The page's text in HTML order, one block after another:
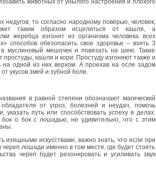
животных от унылого настроения и плохого
недугов, то согласно народному поверью, человек,
таким образом исцелиться от кашля, а
жеребца изгонит из организма человека всех
способов обезопасить свое здоровье – взять 3
в муслиновый мешочек и повязать на шею. Такие
кашля и кори. Простуду изгоняют также и
на одной из них верхом. А проехав на осле задом
укусов змей и зубной боли.
в равной степени обозначают магический
от угроз, болезней и неудач, помочь
путь или способствовать успеху в делах.
бок о бок с лошадью, не удивительно, что с этим
изящными искусствами, важно знать, что если при
лошади именно в том месте, где будет стоять
череп будет резонировать и усиливать звук